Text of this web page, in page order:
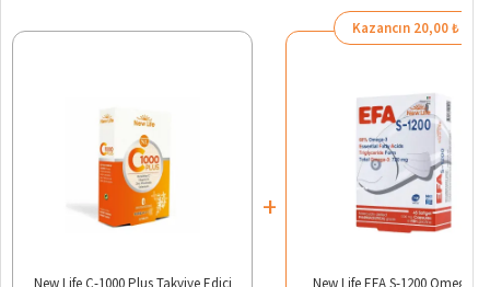
+
Kazancın 20,00 ₺